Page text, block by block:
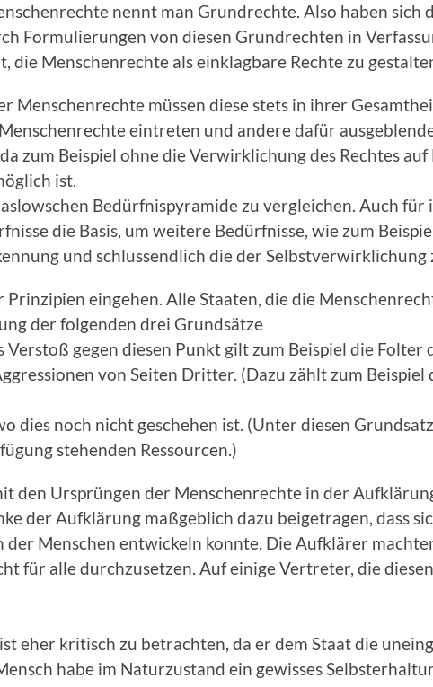
nennt man Grundrechte. Also haben sich
Formulierungen von diesen Grundrechten in
Menschenrechte als einklagbare Rechte zu
Menschenrechte müssen diese stets in ihrer
eintreten und andere dafür
zum Beispiel ohne die Verwirklichung des Rechtes
ist.
Bedürfnispyramide zu vergleichen. Auch für
die Basis, um weitere Bedürfnisse, wie zum
und schlussendlich die der Selbstverwirklichung
eingehen. Alle Staaten, die die
der folgenden drei Grundsätze
gegen diesen Punkt gilt zum Beispiel die Folter
von Seiten Dritter. (Dazu zählt zum
dies noch nicht geschehen ist. (Unter diesen
stehenden Ressourcen.)
den Ursprüngen der Menschenrechte in der
der Aufklärung maßgeblich dazu beigetragen, dass
Menschen entwickeln konnte. Die Aufklärer
für alle durchzusetzen. Auf einige Vertreter, die
eher kritisch zu betrachten, da er dem Staat die
habe im Naturzustand ein gewisses